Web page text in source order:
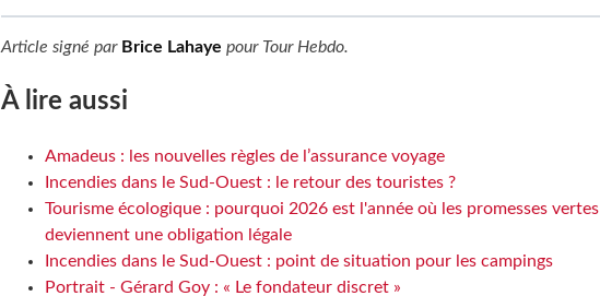
Article signé par Brice Lahaye pour Tour Hebdo.
À lire aussi
Amadeus : les nouvelles règles de l’assurance voyage
Incendies dans le Sud-Ouest : le retour des touristes ?
Tourisme écologique : pourquoi 2026 est l'année où les promesses vertes
deviennent une obligation légale
Incendies dans le Sud-Ouest : point de situation pour les campings
Portrait - Gérard Goy : « Le fondateur discret »